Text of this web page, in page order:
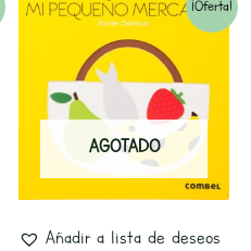
¡Oferta!
AGOTADO
Añadir a lista de deseos
El
precio
original
era:
5,90€.
El
precio
actual
es:
5,60€.